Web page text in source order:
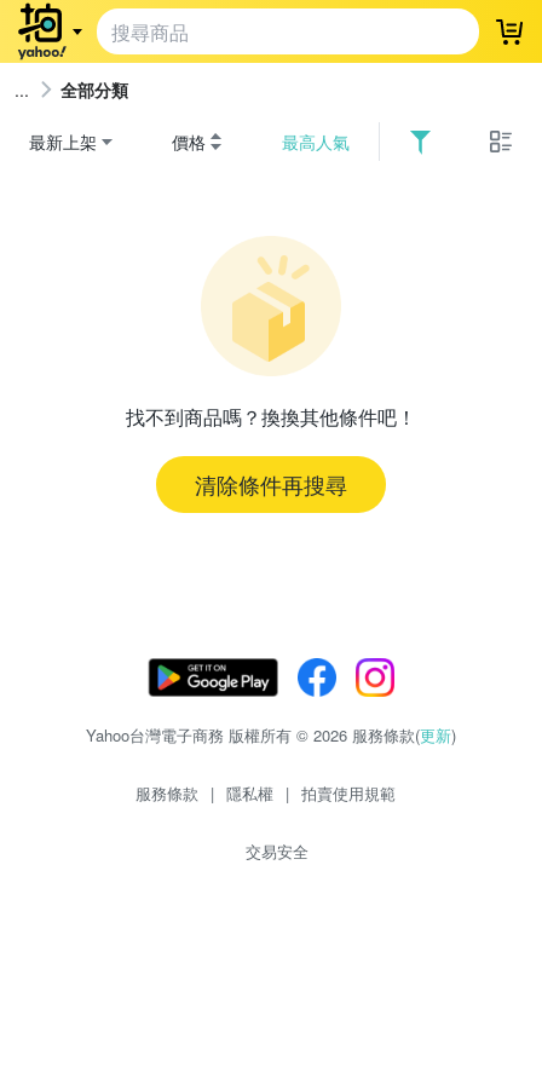
登
全部分類
最新上架 價格 最高人氣
找不到商品嗎？換換其他條件吧！
清除條件再搜尋
Yahoo台灣電子商務 版權所有 © 2026 服務條款(更新)
服務條款 | 隱私權 | 拍賣使用規範
交易安全